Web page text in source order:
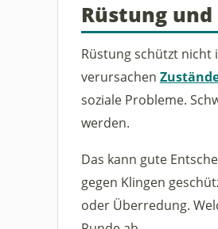
Rüstung
Rüstung schützt nicht
verursachen
soziale Probleme.
werden.
Das kann gute
gegen Klingen
oder Überredung.